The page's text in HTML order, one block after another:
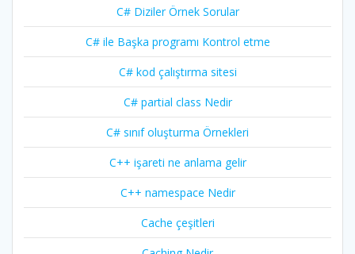
C# Diziler Örnek Sorular
C# ile Başka programı Kontrol etme
C# kod çalıştırma sitesi
C# partial class Nedir
C# sınıf oluşturma Örnekleri
C++ işareti ne anlama gelir
C++ namespace Nedir
Cache çeşitleri